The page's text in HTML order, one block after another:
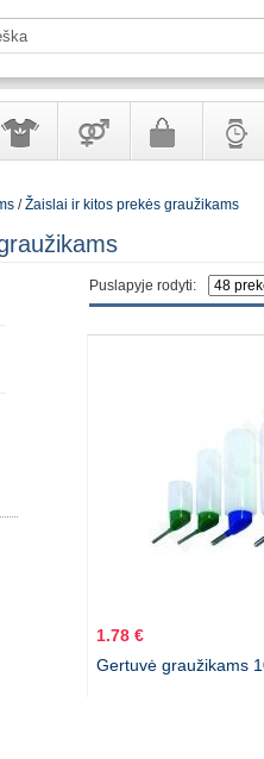
Prekės
Galanterija
/Žaislai ir kitos prekės graužikams
Puslapyje rodyti:
1.78 €
Gertuvė graužikams